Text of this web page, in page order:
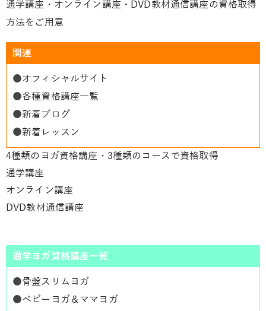
通学講座・オンライン講座・DVD教材通信講座の資格取得
方法をご用意
関連
●オフィシャルサイト
●各種資格講座一覧
●新着ブログ
●新着レッスン
4種類のヨガ資格講座・3種類のコースで資格取得
通学講座
オンライン講座
DVD教材通信講座
通学ヨガ資格講座一覧
●骨盤スリムヨガ
●ベビーヨガ＆ママヨガ